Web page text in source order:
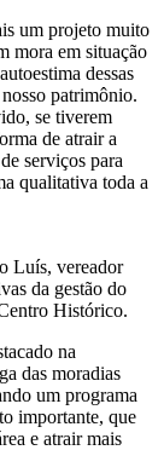
um projeto muito
mora em situação
dessas
patrimônio.
se tiverem
de atrair a
serviços para
qualitativa toda a
Luís, vereador
da gestão do
Histórico.
na
das moradias
um programa
importante, que
e atrair mais